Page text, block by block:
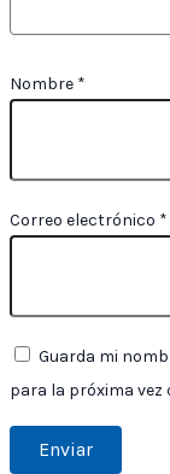
Nombre *
Correo electrónico *
Guarda mi
para la próxima vez